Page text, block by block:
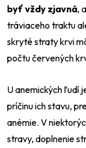
byť vždy zjavná,
tráviaceho traktu
skryté straty krvi
počtu červených
U anemických ľudí
príčinu ich stavu,
anémie. V
stravy, doplnenie